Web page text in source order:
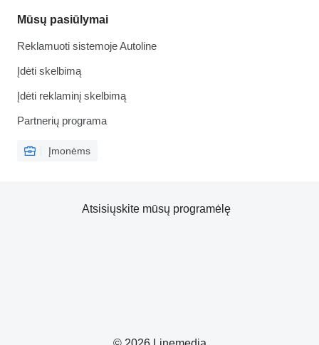
Mūsų pasiūlymai
Reklamuoti sistemoje Autoline
Įdėti skelbimą
Įdėti reklaminį skelbimą
Partnerių programa
Įmonėms
Atsisiųskite mūsų programėlę